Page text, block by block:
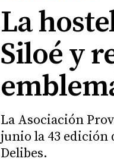
La
Siloé y
La Asociación
junio la 43 edición
Delibes.